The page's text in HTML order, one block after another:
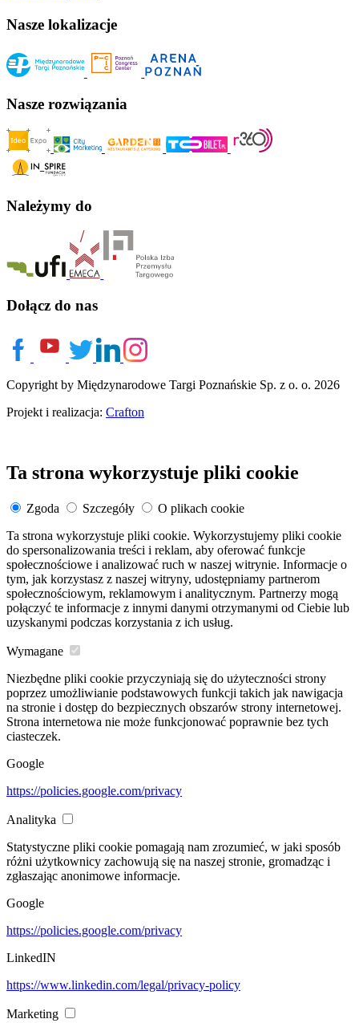
Nasze lokalizacje
Nasze rozwiązania
Należymy do
Dołącz do nas
Copyright by Międzynarodowe Targi Poznańskie Sp. z o. o. 2026
Projekt i realizacja: Crafton
Ta strona wykorzystuje pliki cookie
Zgoda Szczegóły
O plikach cookie
Ta strona wykorzystuje pliki cookie. Wykorzystujemy pliki cookie
do spersonalizowania treści i reklam, aby oferować funkcje
społecznościowe i analizować ruch w naszej witrynie. Informacje o
tym, jak korzystasz z naszej witryny, udostępniamy partnerom
społecznościowym, reklamowym i analitycznym. Partnerzy mogą
połączyć te informacje z innymi danymi otrzymanymi od Ciebie lub
uzyskanymi podczas korzystania z ich usług.
Wymagane
Niezbędne pliki cookie przyczyniają się do użyteczności strony
poprzez umożliwianie podstawowych funkcji takich jak nawigacja
na stronie i dostęp do bezpiecznych obszarów strony internetowej.
Strona internetowa nie może funkcjonować poprawnie bez tych
ciasteczek.
Google
https://policies.google.com/privacy
Analityka
Statystyczne pliki cookie pomagają nam zrozumieć, w jaki sposób
różni użytkownicy zachowują się na naszej stronie, gromadząc i
zgłaszając anonimowe informacje.
Google
https://policies.google.com/privacy
LinkedIN
https://www.linkedin.com/legal/privacy-policy
Marketing